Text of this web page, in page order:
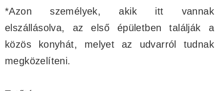
*Azon személyek, akik itt vannak
elszállásolva, az első épületben találják a
közös konyhát, melyet az udvarról tudnak
megközelíteni.